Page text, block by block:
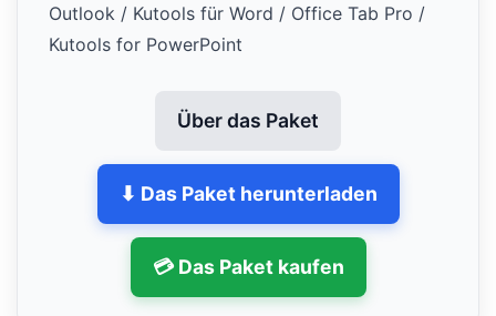
Outlook / Kutools für Word / Office Tab Pro /
Kutools for PowerPoint
Über das Paket
⬇ Das Paket herunterladen
💳 Das Paket kaufen